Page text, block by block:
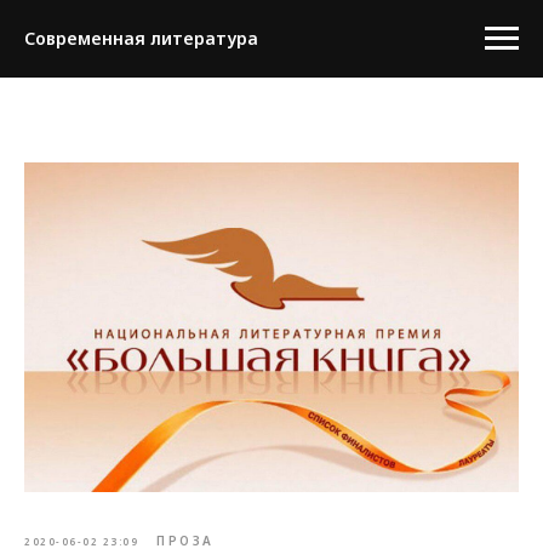
Современная литература
2020-06-02 23:09 ПРОЗА